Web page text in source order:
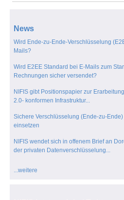
News
Wird Ende-zu-Ende-Verschlüsselung
Mails?
Wird E2EE Standard bei E-Mails zum
Rechnungen sicher versendet?
NIFIS gibt Positionspapier zur
2.0- konformen Infrastruktur...
Sichere Verschlüsselung (Ende-zu-
einsetzen
NIFIS wendet sich in offenem Brief an
der privaten Datenverschlüsselung...
...weitere